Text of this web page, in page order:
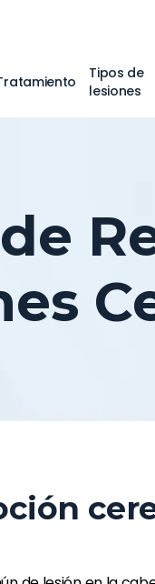
Tipos de
lesiones